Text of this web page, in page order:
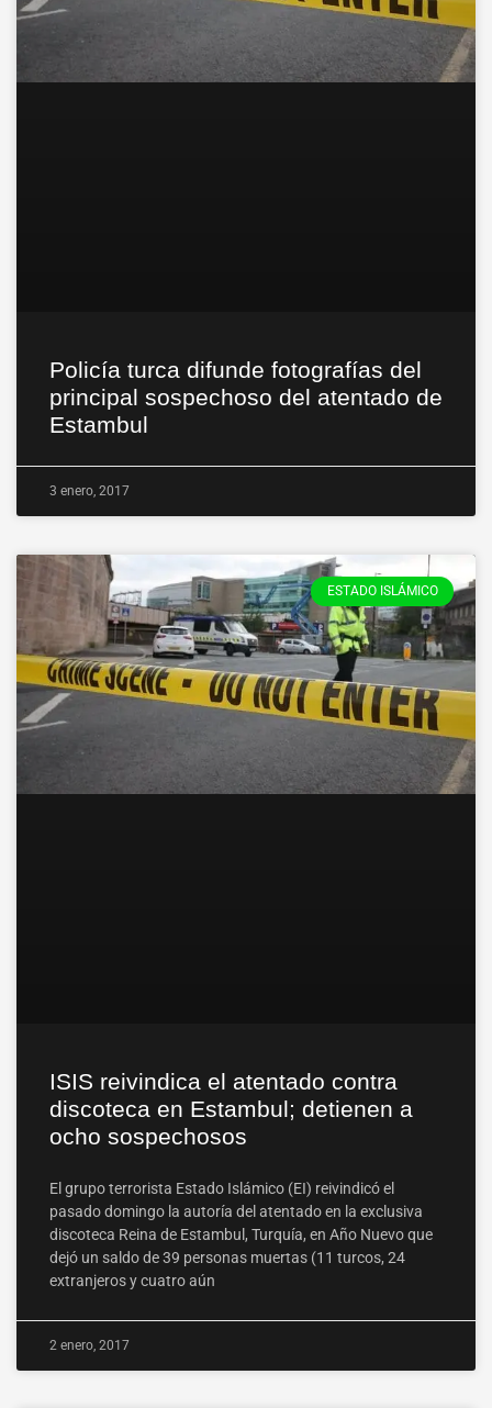
Policía turca difunde fotografías del
principal sospechoso del atentado de
Estambul
3 enero, 2017
ESTADO ISLÁMICO
ISIS reivindica el atentado contra
discoteca en Estambul; detienen a
ocho sospechosos
El grupo terrorista Estado Islámico (EI) reivindicó el
pasado domingo la autoría del atentado en la exclusiva
discoteca Reina de Estambul, Turquía, en Año Nuevo que
dejó un saldo de 39 personas muertas (11 turcos, 24
extranjeros y cuatro aún
2 enero, 2017